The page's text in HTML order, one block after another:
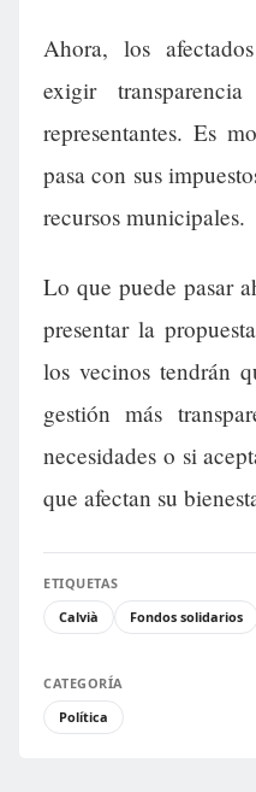
Ahora, los
exigir
representantes. Es
pasa con sus
recursos municipales.
Lo que puede pasar
presentar la
los vecinos tendrán
gestión más
necesidades o si
que afectan su
ETIQUETAS
Calvià
Fondos solidarios
CATEGORÍA
Política